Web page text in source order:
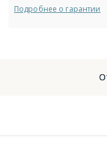
Подробнее о гарантии